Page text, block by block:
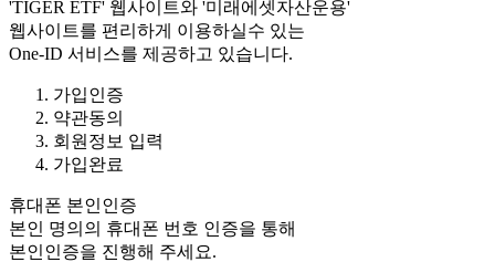
'TIGER ETF' 웹사이트와 '미래에셋자산운용'
웹사이트를 편리하게 이용하실수 있는
One-ID 서비스를 제공하고 있습니다.
가입인증
약관동의
회원정보 입력
가입완료
휴대폰 본인인증
본인 명의의 휴대폰 번호 인증을 통해
본인인증을 진행해 주세요.